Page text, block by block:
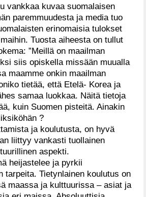
vankkaa kuvaa suomalaisen
paremmuudesta ja media tuo
erinomaisia tulokset
Tuosta aiheesta on tullut
”Meillä on maailman
siis opiskella missään muualla
maamme onkin maailman
tietää, että Etelä- Korea ja
samaa luokkaa. Näitä tietoja
kuin Suomen pisteitä. Ainakin
?
ja koulutusta, on hyvä
liittyy vankasti tuollainen
aspekti.
heijastelee ja pyrkii
tarpeita. Tietynlainen koulutus on
maassa ja kulttuurissa – asiat ja